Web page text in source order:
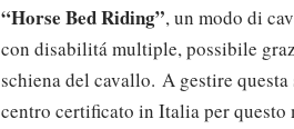
“Horse Bed Riding”, un modo di
con disabilitá multiple, possibile
schiena del cavallo. A gestire
centro certificato in Italia per questo